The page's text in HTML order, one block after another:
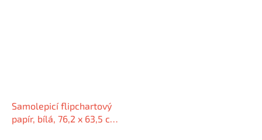
Samolepicí flipchartový
papír, bílá, 76,2 x 63,5 cm,